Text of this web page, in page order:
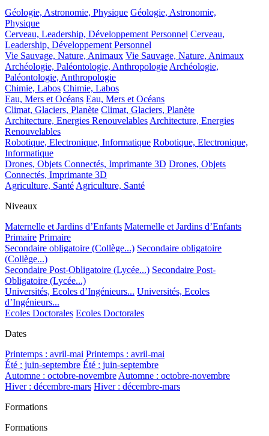
Géologie, Astronomie, Physique Géologie, Astronomie,
Physique
Cerveau, Leadership, Développement Personnel Cerveau,
Leadership, Développement Personnel
Vie Sauvage, Nature, Animaux Vie Sauvage, Nature, Animaux
Archéologie, Paléontologie, Anthropologie Archéologie,
Paléontologie, Anthropologie
Chimie, Labos Chimie, Labos
Eau, Mers et Océans Eau, Mers et Océans
Climat, Glaciers, Planète Climat, Glaciers, Planète
Architecture, Energies Renouvelables Architecture, Energies
Renouvelables
Robotique, Electronique, Informatique Robotique, Electronique,
Informatique
Drones, Objets Connectés, Imprimante 3D Drones, Objets
Connectés, Imprimante 3D
Agriculture, Santé Agriculture, Santé
Niveaux
Maternelle et Jardins d’Enfants Maternelle et Jardins d’Enfants
Primaire Primaire
Secondaire obligatoire (Collège...) Secondaire obligatoire
(Collège...)
Secondaire Post-Obligatoire (Lycée...) Secondaire Post-
Obligatoire (Lycée...)
Universités, Ecoles d’Ingénieurs... Universités, Ecoles
d’Ingénieurs...
Ecoles Doctorales Ecoles Doctorales
Dates
Printemps : avril-mai Printemps : avril-mai
Été : juin-septembre Été : juin-septembre
Automne : octobre-novembre Automne : octobre-novembre
Hiver : décembre-mars Hiver : décembre-mars
Formations
Formations